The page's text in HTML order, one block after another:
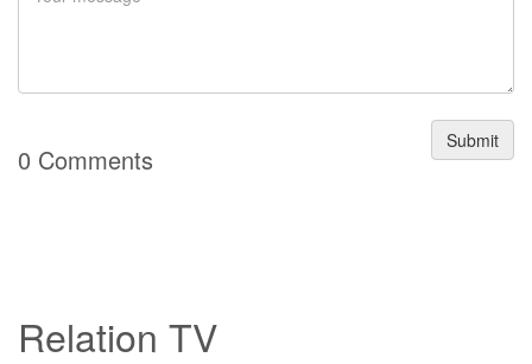
Submit
0 Comments
Relation TV